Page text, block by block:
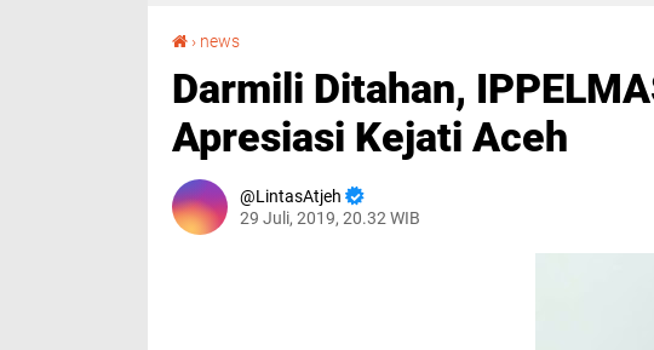
› news
Darmili Ditahan,
Apresiasi Kejati Aceh
LintasAtjeh
29 Juli, 2019, 20.32 WIB